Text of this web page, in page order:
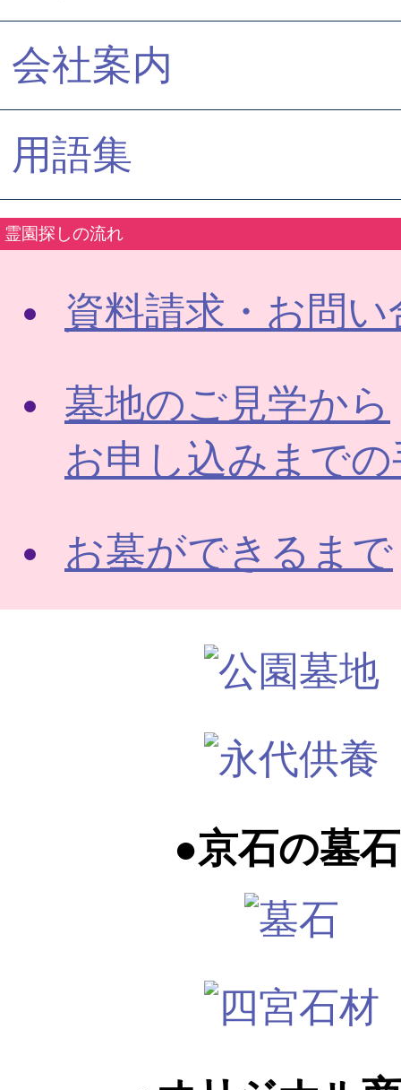
会社案内
用語集
霊園探しの流れ
資料請求・お問
墓地のご見学から
お申し込みまで
お墓ができるまで
●京石の墓石